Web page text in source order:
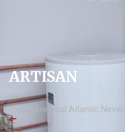
ARTISAN
chaudière fioul Atlantic Nevers